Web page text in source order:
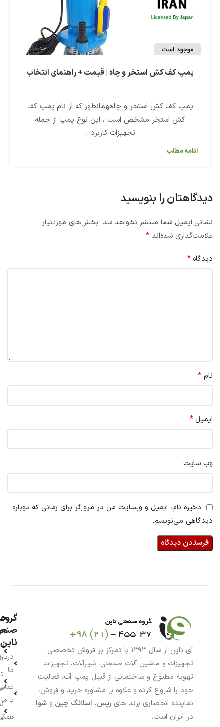
پمپ کف کش استخر و چاه | قیمت + راهنمای انتخاب
پمپ کف کش استخر و چاههمانطور که از نام پمپ کف
کش استخر مشخص است ، این نوع پمپ از جمله
تجهیزات کاربرد...
ادامه مطلب
دیدگاهتان را بنویسید
نشانی ایمیل شما منتشر نخواهد شد. بخش‌های موردنیاز
علامت‌گذاری شده‌اند *
دیدگاه *
نام *
ایمیل *
وب‌ سایت
ذخیره نام، ایمیل و وبسایت من در مرورگر برای زمانی که دوباره
دیدگاهی می‌نویسم.
آی ناین از سال ۱۳۹۳ با تمرکز بر فروش تخصصی
تجهیزات و ماشین آلات صنعتی، شیرآلات، تجهیزات
تهویه مطبوع و ساختمانی از قبیل پمپ آب، فعالیت
خود را شروع کرده و علاوه بر مشاوره خرید و فروش،
نماینده انحصاری برند های رپس، اسلانگ چین و شوا
در ایران است.
گروه
ناین
ما
با ما